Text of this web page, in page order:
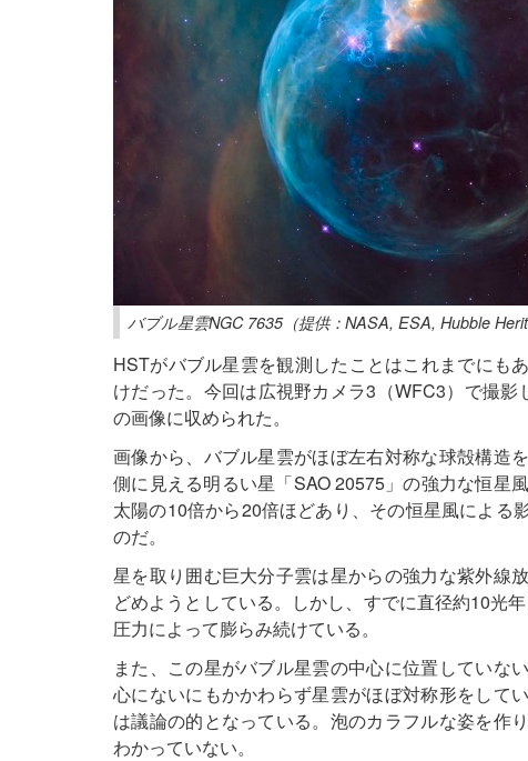
バブル星雲NGC 7635（提供：NASA, ESA, Hubble
HSTがバブル星雲を観測したことはこれまでにも
けだった。今回は広視野カメラ3（WFC3）で撮
の画像に収められた。
画像から、バブル星雲がほぼ左右対称な球殻構造
側に見える明るい星「SAO 20575」の強力な恒星
太陽の10倍から20倍ほどあり、その恒星風による
のだ。
星を取り囲む巨大分子雲は星からの強力な紫外線
どめようとしている。しかし、すでに直径約10光
圧力によって膨らみ続けている。
また、この星がバブル星雲の中心に位置していな
心にないにもかかわらず星雲がほぼ対称形をして
は議論の的となっている。泡のカラフルな姿を作
わかっていない。